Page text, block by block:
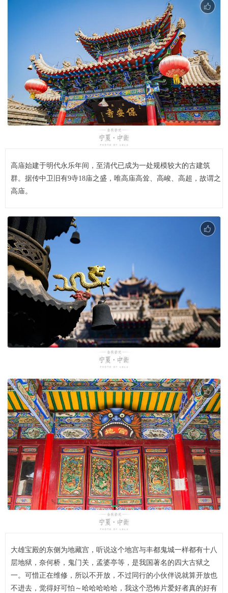
高庙始建于明代永乐年间，至清代已成为一处规模较大的古建筑
群。据传中卫旧有9寺18庙之盛，唯高庙高耸、高峻、高超，故谓之
高庙。
大雄宝殿的东侧为地藏宫，听说这个地宫与丰都鬼城一样都有十八
层地狱，奈何桥，鬼门关，孟婆亭等，是我国著名的四大古狱之
一。可惜正在维修，所以不开放，不过同行的小伙伴说就算开放也
不进去，觉得好可怕～哈哈哈哈哈，我这个恐怖片爱好者真的好有